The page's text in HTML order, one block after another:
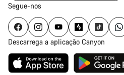
Segue-nos
Descarrega a aplicação Canyon